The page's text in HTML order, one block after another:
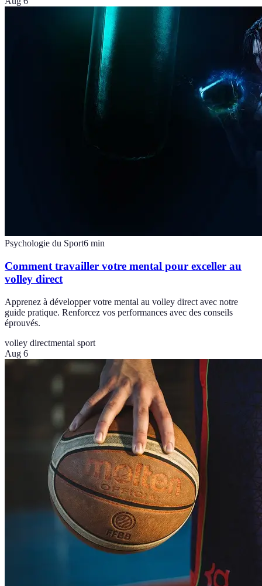
Psychologie du Sport6 min
Comment travailler votre mental pour exceller au
volley direct
Apprenez à développer votre mental au volley direct avec notre
guide pratique. Renforcez vos performances avec des conseils
éprouvés.
volley directmental sport
Aug 6